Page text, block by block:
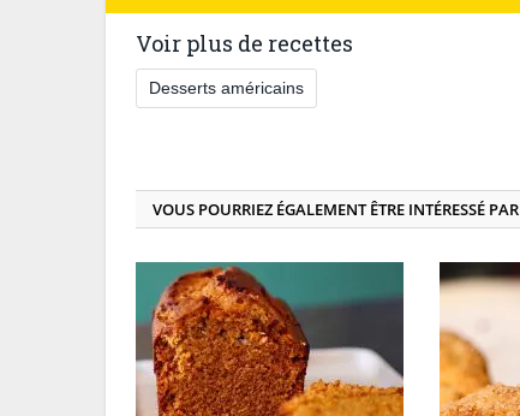
Voir plus de recettes
Desserts américains
VOUS POURRIEZ ÉGALEMENT ÊTRE INTÉRESSÉ PAR